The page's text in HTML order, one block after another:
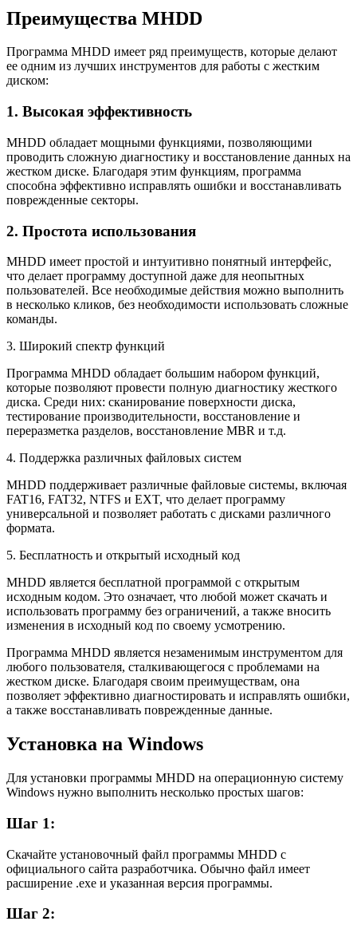
Преимущества MHDD
Программа MHDD имеет ряд преимуществ, которые делают
ее одним из лучших инструментов для работы с жестким
диском:
1. Высокая эффективность
MHDD обладает мощными функциями, позволяющими
проводить сложную диагностику и восстановление данных на
жестком диске. Благодаря этим функциям, программа
способна эффективно исправлять ошибки и восстанавливать
поврежденные секторы.
2. Простота использования
MHDD имеет простой и интуитивно понятный интерфейс,
что делает программу доступной даже для неопытных
пользователей. Все необходимые действия можно выполнить
в несколько кликов, без необходимости использовать сложные
команды.
3. Широкий спектр функций
Программа MHDD обладает большим набором функций,
которые позволяют провести полную диагностику жесткого
диска. Среди них: сканирование поверхности диска,
тестирование производительности, восстановление и
переразметка разделов, восстановление MBR и т.д.
4. Поддержка различных файловых систем
MHDD поддерживает различные файловые системы, включая
FAT16, FAT32, NTFS и EXT, что делает программу
универсальной и позволяет работать с дисками различного
формата.
5. Бесплатность и открытый исходный код
MHDD является бесплатной программой с открытым
исходным кодом. Это означает, что любой может скачать и
использовать программу без ограничений, а также вносить
изменения в исходный код по своему усмотрению.
Программа MHDD является незаменимым инструментом для
любого пользователя, сталкивающегося с проблемами на
жестком диске. Благодаря своим преимуществам, она
позволяет эффективно диагностировать и исправлять ошибки,
а также восстанавливать поврежденные данные.
Установка на Windows
Для установки программы MHDD на операционную систему
Windows нужно выполнить несколько простых шагов:
Шаг 1:
Скачайте установочный файл программы MHDD с
официального сайта разработчика. Обычно файл имеет
расширение .exe и указанная версия программы.
Шаг 2: